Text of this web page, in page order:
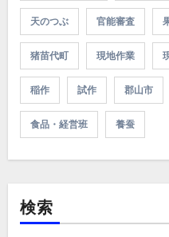
天のつぶ 官能審査
猪苗代町 現地作業
稲作 試作 郡山市
食品・経営班 養蚕
検索